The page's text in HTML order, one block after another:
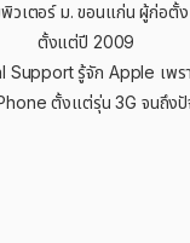
พิวเตอร์ ม. ขอนแก่น ผู้ก่อ
ตั้งแต่ปี 2009
Support รู้จัก ​Apple เพร
ตั้งแต่รุ่น 3G จนถึง